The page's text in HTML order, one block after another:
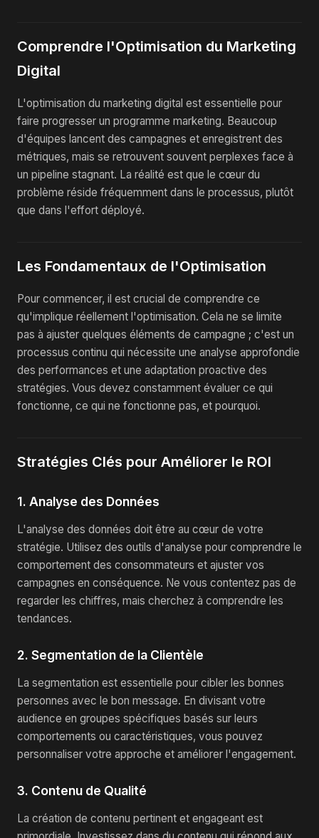
Comprendre l'Optimisation du Marketing
Digital
L'optimisation du marketing digital est essentielle pour
faire progresser un programme marketing. Beaucoup
d'équipes lancent des campagnes et enregistrent des
métriques, mais se retrouvent souvent perplexes face à
un pipeline stagnant. La réalité est que le cœur du
problème réside fréquemment dans le processus, plutôt
que dans l'effort déployé.
Les Fondamentaux de l'Optimisation
Pour commencer, il est crucial de comprendre ce
qu'implique réellement l'optimisation. Cela ne se limite
pas à ajuster quelques éléments de campagne ; c'est un
processus continu qui nécessite une analyse approfondie
des performances et une adaptation proactive des
stratégies. Vous devez constamment évaluer ce qui
fonctionne, ce qui ne fonctionne pas, et pourquoi.
Stratégies Clés pour Améliorer le ROI
1. Analyse des Données
L'analyse des données doit être au cœur de votre
stratégie. Utilisez des outils d'analyse pour comprendre le
comportement des consommateurs et ajuster vos
campagnes en conséquence. Ne vous contentez pas de
regarder les chiffres, mais cherchez à comprendre les
tendances.
2. Segmentation de la Clientèle
La segmentation est essentielle pour cibler les bonnes
personnes avec le bon message. En divisant votre
audience en groupes spécifiques basés sur leurs
comportements ou caractéristiques, vous pouvez
personnaliser votre approche et améliorer l'engagement.
3. Contenu de Qualité
La création de contenu pertinent et engageant est